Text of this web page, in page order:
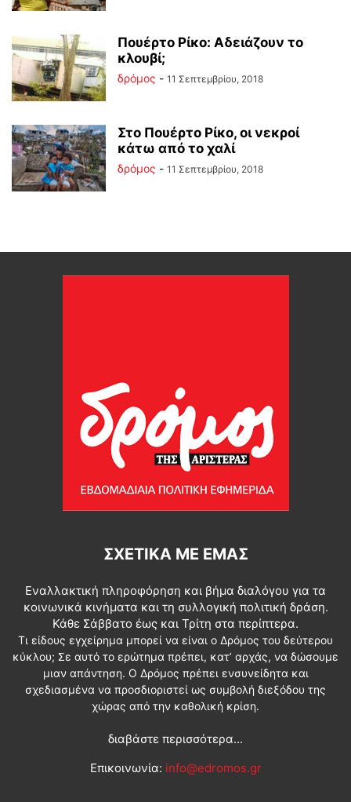
Πουέρτο Ρίκο: Αδειάζουν το
κλουβί;
δρόμος - 11 Σεπτεμβρίου, 2018
Στο Πουέρτο Ρίκο, οι νεκροί
κάτω από το χαλί
δρόμος - 11 Σεπτεμβρίου, 2018
ΣΧΕΤΙΚΆ ΜΕ ΕΜΆΣ
Εναλλακτική πληροφόρηση και βήμα διαλόγου για τα
κοινωνικά κινήματα και τη συλλογική πολιτική δράση.
Κάθε Σάββατο έως και Τρίτη στα περίπτερα.
Τι είδους εγχείρημα μπορεί να είναι ο Δρόμος του δεύτερου
κύκλου; Σε αυτό το ερώτημα πρέπει, κατ’ αρχάς, να δώσουμε
μιαν απάντηση. Ο Δρόμος πρέπει ενσυνείδητα και
σχεδιασμένα να προσδιοριστεί ως συμβολή διεξόδου της
χώρας από την καθολική κρίση.
διαβάστε περισσότερα...
Επικοινωνία: info@edromos.gr